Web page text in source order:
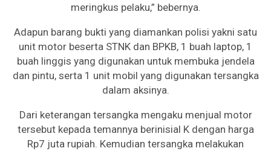
meringkus pelaku,” bebernya.
Adapun barang bukti yang diamankan polisi yakni satu
unit motor beserta STNK dan BPKB, 1 buah laptop, 1
buah linggis yang digunakan untuk membuka jendela
dan pintu, serta 1 unit mobil yang digunakan tersangka
dalam aksinya.
Dari keterangan tersangka mengaku menjual motor
tersebut kepada temannya berinisial K dengan harga
Rp7 juta rupiah. Kemudian tersangka melakukan